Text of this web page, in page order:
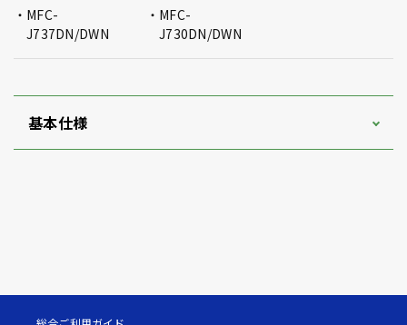
MFC-
J737DN/DWN
MFC-
J730DN/DWN
基本仕様